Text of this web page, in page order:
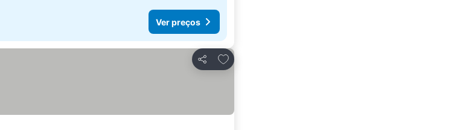
Ver preços
Partilhar
Adicionar aos favoritos